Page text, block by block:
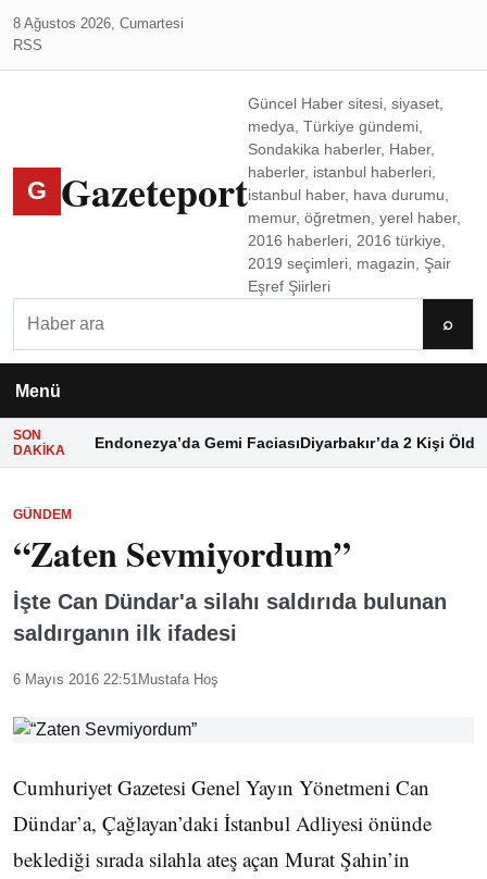
8 Ağustos 2026, Cumartesi
RSS
G Gazeteport
Güncel Haber sitesi, siyaset,
medya, Türkiye gündemi,
Sondakika haberler, Haber,
haberler, istanbul haberleri,
istanbul haber, hava durumu,
memur, öğretmen, yerel haber,
2016 haberleri, 2016 türkiye,
2019 seçimleri, magazin, Şair
Eşref Şiirleri
⌕
Menü
SON
DAKIKA
Endonezya’da Gemi FaciasıDiyarbakır’da 2 Kişi Öldü
GÜNDEM
“Zaten Sevmiyordum”
İşte Can Dündar'a silahı saldırıda bulunan
saldırganın ilk ifadesi
6 Mayıs 2016 22:51Mustafa Hoş
Cumhuriyet Gazetesi Genel Yayın Yönetmeni Can
Dündar’a, Çağlayan’daki İstanbul Adliyesi önünde
beklediği sırada silahla ateş açan Murat Şahin’in